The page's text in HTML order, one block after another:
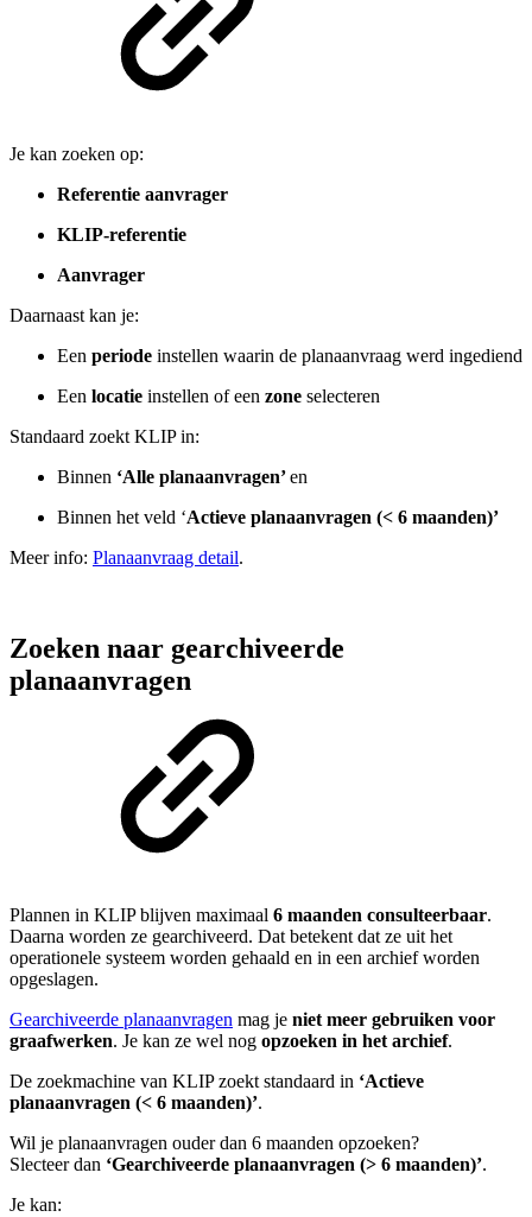
Je kan zoeken op:
Referentie aanvrager
KLIP-referentie
Aanvrager
Daarnaast kan je:
Een periode instellen waarin de planaanvraag werd ingediend
Een locatie instellen of een zone selecteren
Standaard zoekt KLIP in:
Binnen ‘Alle planaanvragen’en
Binnen het veld ‘Actieve planaanvragen (< 6 maanden)’
Meer info: Planaanvraag detail.
Zoeken naar gearchiveerde
planaanvragen
Plannen in KLIP blijven maximaal 6 maanden consulteerbaar.
Daarna worden ze gearchiveerd. Dat betekent dat ze uit het
operationele systeem worden gehaald en in een archief worden
opgeslagen.
Gearchiveerde planaanvragen mag je niet meer gebruiken voor
graafwerken. Je kan ze wel nog opzoeken in het archief.
De zoekmachine van KLIP zoekt standaard in ‘Actieve
planaanvragen (< 6 maanden)’.
Wil je planaanvragen ouder dan 6 maanden opzoeken?
Slecteer dan ‘Gearchiveerde planaanvragen (> 6 maanden)’.
Je kan: